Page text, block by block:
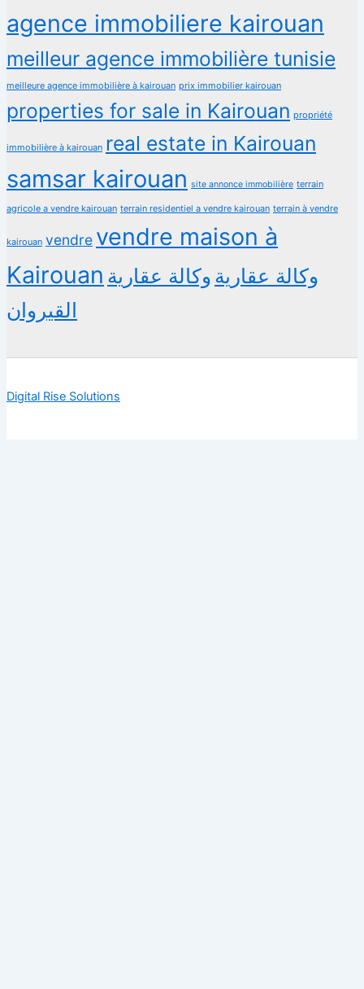
agence immobiliere kairouan
meilleur agence immobilière tunisie
meilleure agence immobilière à kairouan prix immobilier kairouan
properties for sale in Kairouan propriété
immobilière à kairouan real estate in Kairouan
samsar kairouan site annonce immobilière terrain
agricole a vendre kairouan terrain residentiel a vendre kairouan terrain à vendre
kairouan vendre vendre maison à
Kairouan
وكالة عقارية وكالة عقارية
القيروان
Digital Rise Solutions